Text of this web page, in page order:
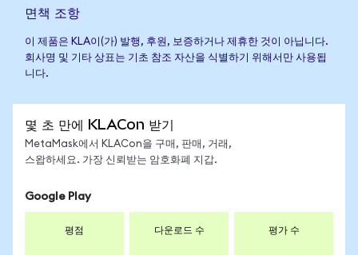
면책 조항
이 제품은 KLA이(가) 발행, 후원, 보증하거나 제휴한 것이 아닙니다.
회사명 및 기타 상표는 기초 참조 자산을 식별하기 위해서만 사용됩
니다.
몇 초 만에 KLACon 받기
MetaMask에서 KLACon을 구매, 판매, 거래,
스왑하세요. 가장 신뢰받는 암호화폐 지갑.
Google Play
평점 다운로드 수 평가 수